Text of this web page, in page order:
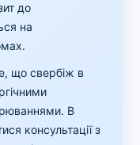
до
на
що свербіж в
В
консультації з